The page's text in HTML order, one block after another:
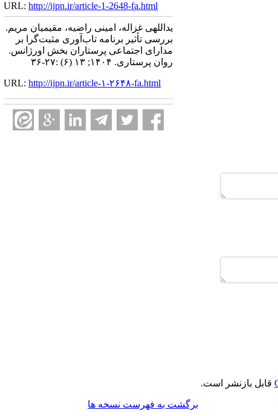
URL: http://ijpn.ir/article-1-2648-fa.html
یداللهی غزاله، امینی راضیه، مقیمیان مریم.
بررسی تأثیر برنامه تاب‌آوری مثبت‌گرا بر
مدارای اجتماعی پرستاران بخش اورژانس.
روان پرستاری. ۱۴۰۴; ۱۳ (۶) :۲۷-۳۶
URL: http://ijpn.ir/article-۱-۲۶۴۸-fa.html
قابل بازنشر است.
برگشت به فهرست نسخه ها